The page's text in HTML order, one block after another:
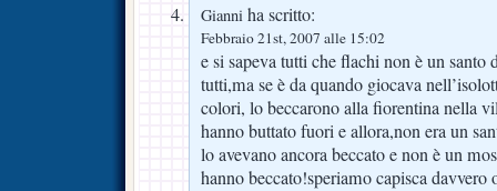
Gianni ha scritto:
Febbraio 21st, 2007 alle 15:02
e si sapeva tutti che flachi non è un
tutti,ma se è da quando giocava
colori, lo beccarono alla fiorentina nella
hanno buttato fuori e allora,non era un
lo avevano ancora beccato e non è un
hanno beccato!speriamo capisca davvero